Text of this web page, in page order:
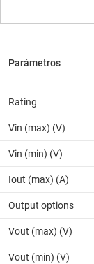
Rating
Vin (max) (V)
Vin (min) (V)
Iout (max) (A)
Output options
Vout (max) (V)
Vout (min) (V)